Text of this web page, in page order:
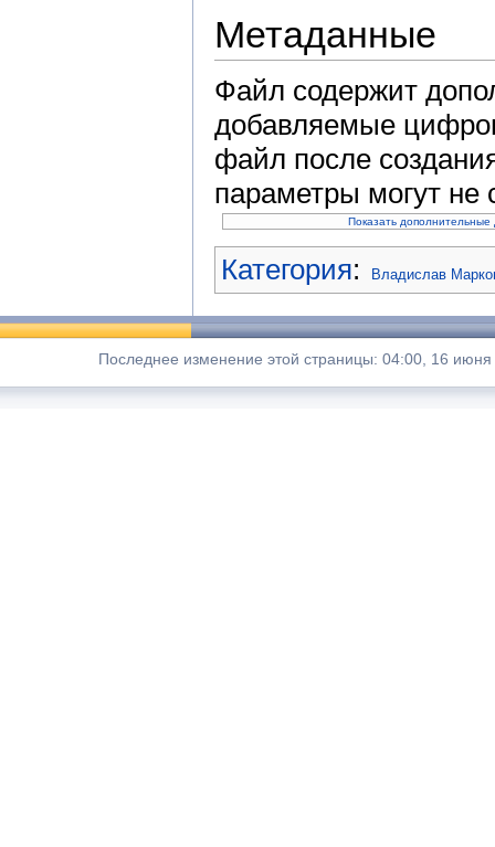
Метаданные
Файл содержит
добавляемые
файл после
параметры могут не
Показать
Категория: Владислав
Последнее изменение этой страницы: 04:00, 16